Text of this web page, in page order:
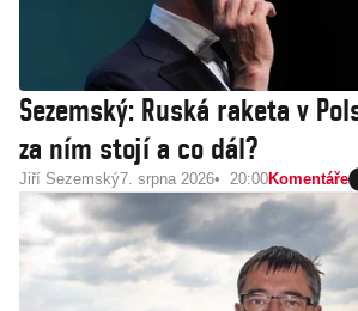
Sezemský: Ruská raketa v
za ním stojí a co dál?
Jiří Sezemský7. srpna 2026 20:00Komentáře